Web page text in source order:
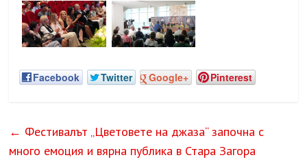
Facebook Twitter Google+ Pinterest
← Фестивалът „Цветовете на джаза“ започна с
много емоция и вярна публика в Стара Загора